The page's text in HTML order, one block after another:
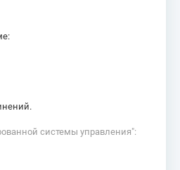
системы управления":